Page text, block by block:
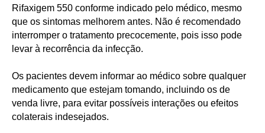
Rifaxigem 550 conforme indicado pelo médico, mesmo
que os sintomas melhorem antes. Não é recomendado
interromper o tratamento precocemente, pois isso pode
levar à recorrência da infecção.
Os pacientes devem informar ao médico sobre qualquer
medicamento que estejam tomando, incluindo os de
venda livre, para evitar possíveis interações ou efeitos
colaterais indesejados.